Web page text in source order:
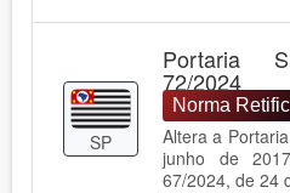
SP
Portaria
72/2024
Norma
Altera a
junho de
67/2024, de 24